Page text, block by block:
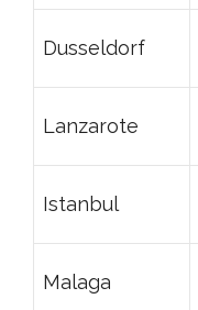
Dusseldorf
Lanzarote
Istanbul
Malaga